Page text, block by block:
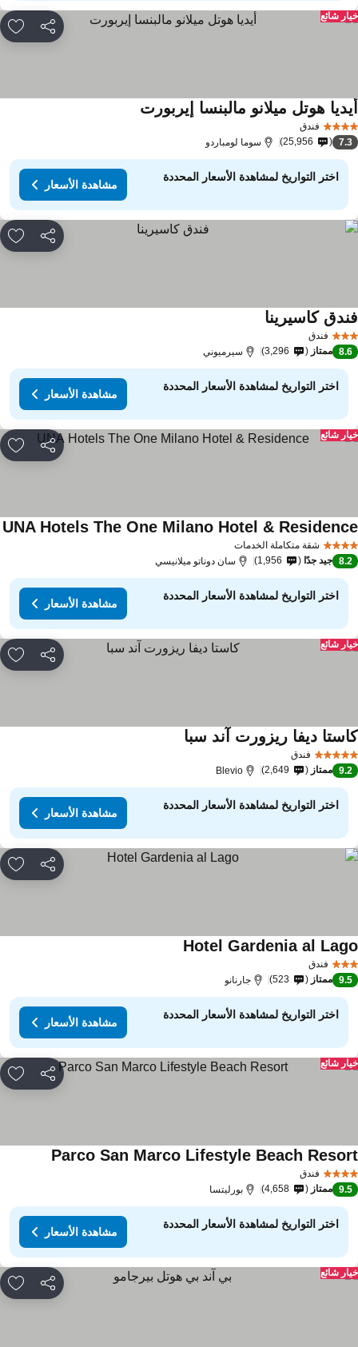
مشاركة
شائع
فندق
هوتل ميلانو مالبنسا إيربورتمشاهدة الأسعار
7.3
25,956 سوما لومباردو
اختر التواريخ لمشاهدة الأسعار المحددة
مشاهدة الأسعار
مشاركة
فندق
كاسيرينامشاهدة الأسعار
8.6 ممتاز 3,296 سيرميوني
اختر التواريخ لمشاهدة الأسعار المحددة
مشاهدة الأسعار
مشاركة
شائع
شقة متكاملة الخدمات
UNA Hotels The One Milano Hotel &
8.2 جيد جدًا 1,956 سان دوناتو ميلانيسي
اختر التواريخ لمشاهدة الأسعار المحددة
مشاهدة الأسعار
مشاركة
شائع
فندق
ديفا ريزورت آند سبامشاهدة الأسعار
9.2 ممتاز 2,649
Blevio
اختر التواريخ لمشاهدة الأسعار المحددة
مشاهدة الأسعار
مشاركة
فندق
Hotel Gardenia alمشاهدة الأسعار
9.5 ممتاز 523 جارنانو
اختر التواريخ لمشاهدة الأسعار المحددة
مشاهدة الأسعار
مشاركة
شائع
فندق
Parco San Marco Lifestyle Beachمشاهدة
9.5 ممتاز 4,658 بورليتسا
اختر التواريخ لمشاهدة الأسعار المحددة
مشاهدة الأسعار
مشاركة
شائع